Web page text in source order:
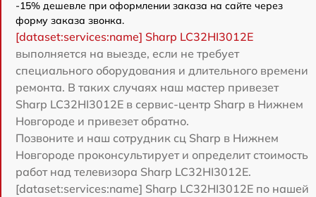
-15% дешевле при оформлении заказа на сайте через
форму заказа звонка.
[dataset:services:name] Sharp LC32HI3012E
выполняется на выезде, если не требует
специального оборудования и длительного времени
ремонта. В таких случаях наш мастер привезет
Sharp LC32HI3012E в сервис-центр Sharp в Нижнем
Новгороде и привезет обратно.
Позвоните и наш сотрудник сц Sharp в Нижнем
Новгороде проконсультирует и определит стоимость
работ над телевизора Sharp LC32HI3012E.
[dataset:services:name] Sharp LC32HI3012E по нашей